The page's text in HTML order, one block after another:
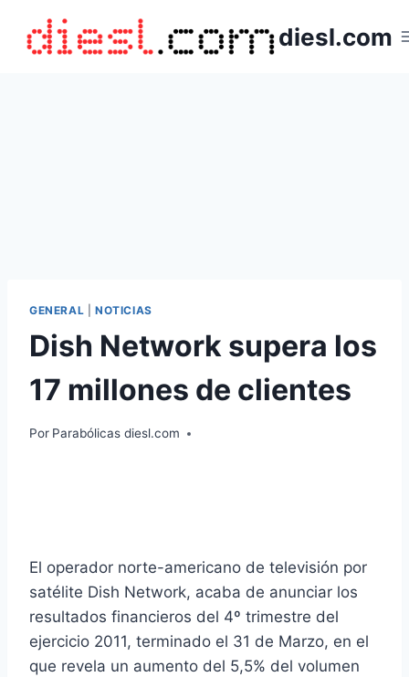
contenido
diesl.com
GENERAL NOTICIAS
Dish Network supera los
17 millones de clientes
Por Parabólicas diesl.com
El operador norte-americano de televisión por
satélite Dish Network, acaba de anunciar los
resultados financieros del 4º trimestre del
ejercicio 2011, terminado el 31 de Marzo, en el
que revela un aumento del 5,5% del volumen